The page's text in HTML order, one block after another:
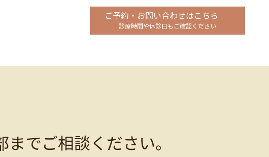
イ
ご予約・お問い合わせはこちら
診療時間や休診日もご確認ください
でご相談ください。